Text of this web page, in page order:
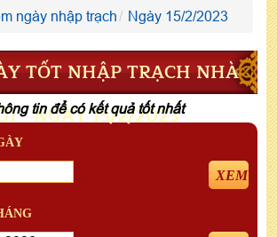
ngày nhập trạch Ngày 15/2/2023
TỐT NHẬP TRẠCH NHÀ
- NGÀY 15/2/2023
tin để có kết quả tốt nhất
XEM